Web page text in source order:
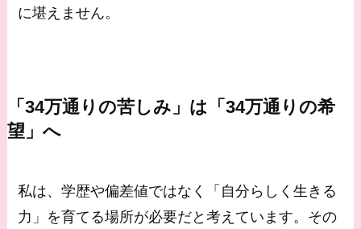
に堪えません。
「34万通りの苦しみ」は「34万通りの希
望」へ
私は、学歴や偏差値ではなく「自分らしく生きる
力」を育てる場所が必要だと考えています。その